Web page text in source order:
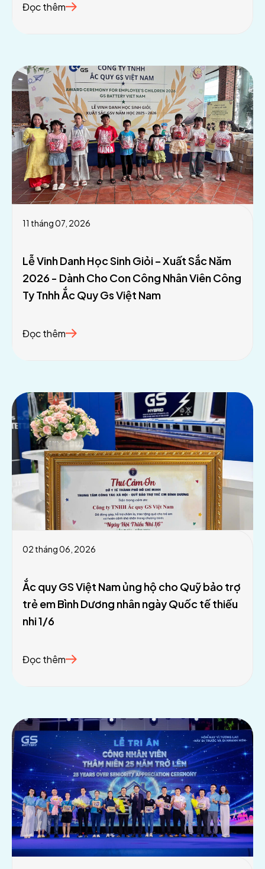
Đọc thêm
11 tháng 07, 2026
Lễ Vinh Danh Học Sinh Giỏi – Xuất Sắc Năm
2026 - Dành Cho Con Công Nhân Viên Công
Ty Tnhh Ắc Quy Gs Việt Nam
Đọc thêm
02 tháng 06, 2026
Ắc quy GS Việt Nam ủng hộ cho Quỹ bảo trợ
trẻ em Bình Dương nhân ngày Quốc tế thiếu
nhi 1/6
Đọc thêm